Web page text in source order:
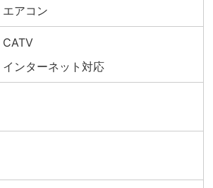
エアコン
CATV
インターネット対応